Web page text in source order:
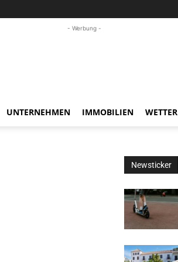
- Werbung -
UNTERNEHMEN IMMOBILIEN WETTER
Newsticker